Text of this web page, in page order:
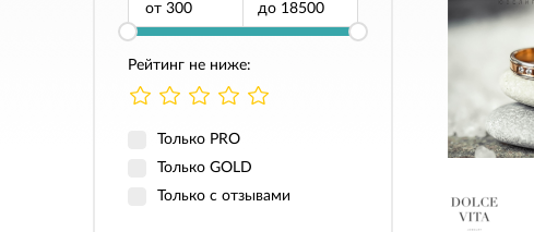
от до
Рейтинг не ниже:
Только PRO
Только GOLD
Только с отзывами